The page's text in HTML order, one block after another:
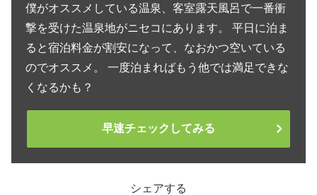
僕がオススメしている温泉、客室露天風呂で一番衝
撃を受けた温泉地がニセコにあります。 平日に泊ま
ると宿泊料金が割安になって、なおかつ空いている
のでオススメ。 一度泊まればもう他では満足できな
くなるかも？
早速チェックしてみる
シェアする